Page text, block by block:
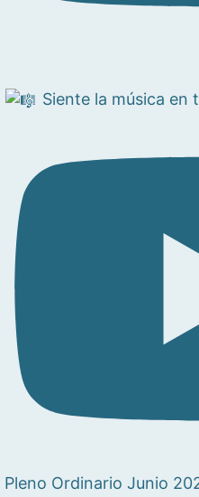
Siente la música en
Pleno Ordinario Junio